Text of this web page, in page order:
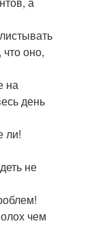
оно,
на
день
ли!
не
чем